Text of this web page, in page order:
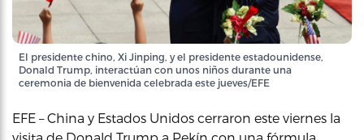
El presidente chino, Xi Jinping, y el presidente estadounidense,
Donald Trump, interactúan con unos niños durante una
ceremonia de bienvenida celebrada este jueves/EFE
EFE – China y Estados Unidos cerraron este viernes la